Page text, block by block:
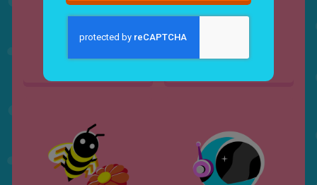
Tag der Arbeit Europatag